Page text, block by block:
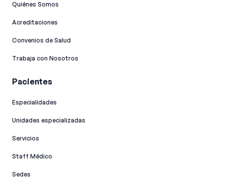
Quiénes Somos
Acreditaciones
Convenios de Salud
Trabaja con Nosotros
Pacientes
Especialidades
Unidades especializadas
Servicios
Staff Médico
Sedes